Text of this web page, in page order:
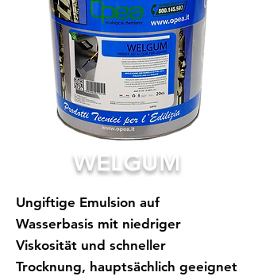
WELGUM
Ungiftige Emulsion auf
Wasserbasis mit niedriger
Viskosität und schneller
Trocknung, hauptsächlich geeignet